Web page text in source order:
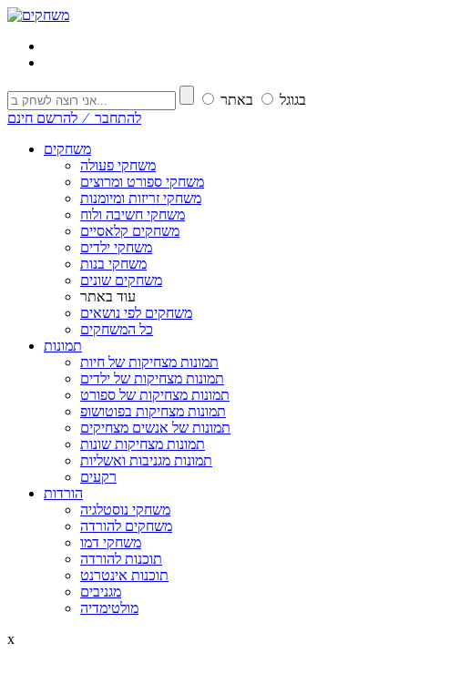
בגוגל
באתר
להתחבר ⁄ להרשם חינם
משחקים
משחקי פעולה
משחקי ספורט ומרוצים
משחקי זריזות ומיומנות
משחקי חשיבה ולוח
משחקים קלאסיים
משחקי ילדים
משחקי בנות
משחקים שונים
עוד באתר
משחקים לפי נושאים
כל המשחקים
תמונות
תמונות מצחיקות של חיות
תמונות מצחיקות של ילדים
תמונות מצחיקות של ספורט
תמונות מצחיקות בפוטושופ
תמונות של אנשים מצחיקים
תמונות מצחיקות שונות
תמונות מגניבות ואשליות
רקעים
הורדות
משחקי נוסטלגיה
משחקים להורדה
משחקי דמו
תוכנות להורדה
תוכנות אינטרנט
מגניבים
מולטימדיה
x